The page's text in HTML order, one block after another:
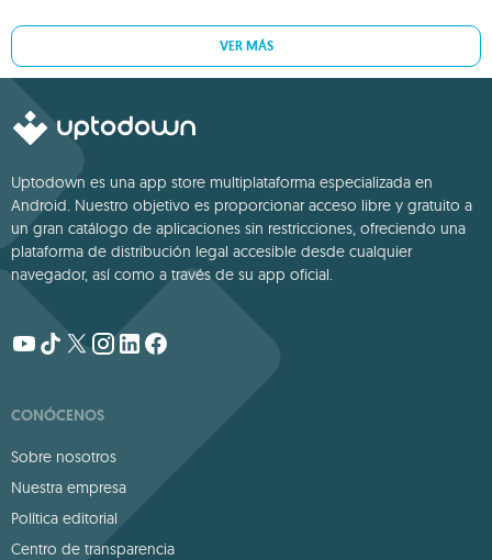
VER MÁS
Uptodown es una app store multiplataforma especializada en
Android. Nuestro objetivo es proporcionar acceso libre y gratuito a
un gran catálogo de aplicaciones sin restricciones, ofreciendo una
plataforma de distribución legal accesible desde cualquier
navegador, así como a través de su app oficial.
CONÓCENOS
Sobre nosotros
Nuestra empresa
Política editorial
Centro de transparencia